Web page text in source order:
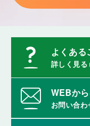
よくある
詳しく見る
WEBか
お問い合